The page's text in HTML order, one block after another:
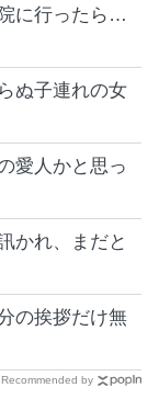
に行ったら…
ぬ子連れの女
愛人かと思っ
かれ、まだと
の挨拶だけ無
Recommended by